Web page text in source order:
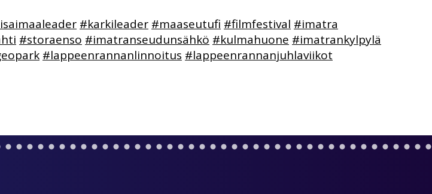
#karkileader #maaseutufi #filmfestival #imatra
#storaenso #imatranseudunsähkö #kulmahuone #imatrankylpylä
#lappeenrannanlinnoitus #lappeenrannanjuhlaviikot